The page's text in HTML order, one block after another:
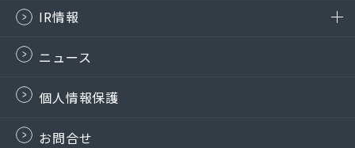
IR情報
ニュース
個人情報保護
お問合せ